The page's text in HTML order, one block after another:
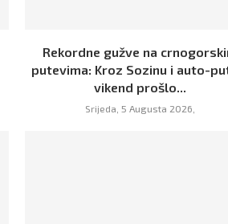
Rekordne gužve na
putevima: Kroz Sozinu i auto-
vikend prošlo...
Srijeda, 5 Augusta 2026,